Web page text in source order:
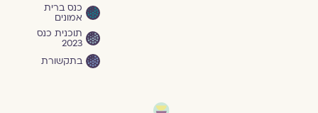
כנס ברית
אמונים
תוכנית כנס
2023
בתקשורת